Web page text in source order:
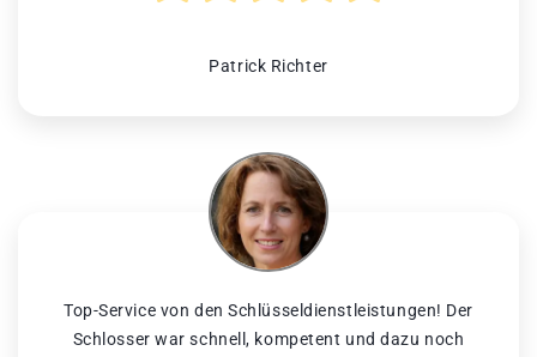
Patrick Richter
Top-Service von den Schlüsseldienstleistungen! Der
Schlosser war schnell, kompetent und dazu noch